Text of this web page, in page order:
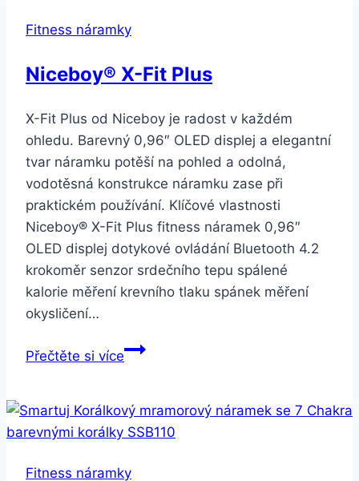
Fitness náramky
Niceboy® X-Fit Plus
X-Fit Plus od Niceboy je radost v každém
ohledu. Barevný 0,96″ OLED displej a elegantní
tvar náramku potěší na pohled a odolná,
vodotěsná konstrukce náramku zase při
praktickém používání. Klíčové vlastnosti
Niceboy® X-Fit Plus fitness náramek 0,96″
OLED displej dotykové ovládání Bluetooth 4.2
krokoměr senzor srdečního tepu spálené
kalorie měření krevního tlaku spánek měření
okysličení…
Přečtěte si víceNiceboy®
Plus
Fitness náramky